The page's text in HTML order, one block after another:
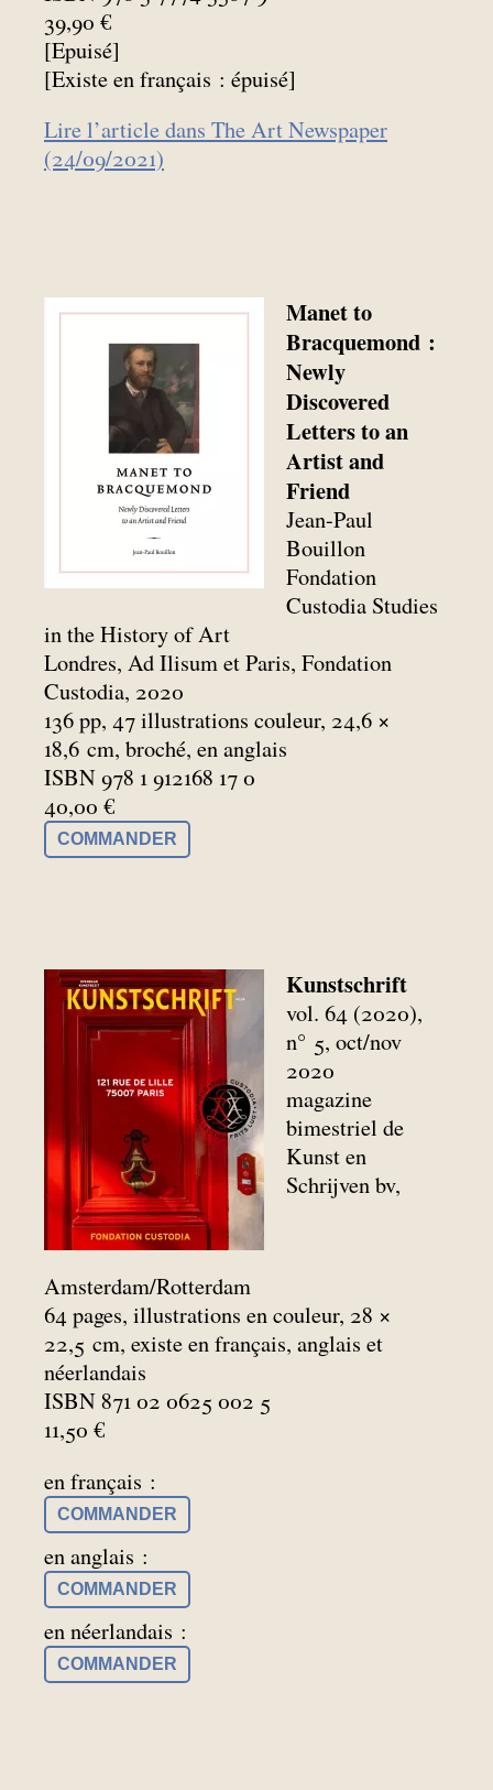
39,90 €
[Epuisé]
[Existe en français : épuisé]
Lire l’article dans The Art Newspaper
(24/09/2021)
Manet to
Bracquemond :
Newly
Discovered
Letters to an
Artist and
Friend
Jean-Paul
Bouillon
Fondation
Custodia Studies
in the History of Art
Londres, Ad Ilisum et Paris, Fondation
Custodia, 2020
136 pp, 47 illustrations couleur, 24,6 ×
18,6 cm, broché, en anglais
ISBN 978 1 912168 17 0
40,00 €
COMMANDER
Kunstschrift
vol. 64 (2020),
n° 5, oct/nov
2020
magazine
bimestriel de
Kunst en
Schrijven bv,
Amsterdam/Rotterdam
64 pages, illustrations en couleur, 28 ×
22,5 cm, existe en français, anglais et
néerlandais
ISBN 871 02 0625 002 5
11,50 €
en français :
COMMANDER
en anglais :
COMMANDER
en néerlandais :
COMMANDER